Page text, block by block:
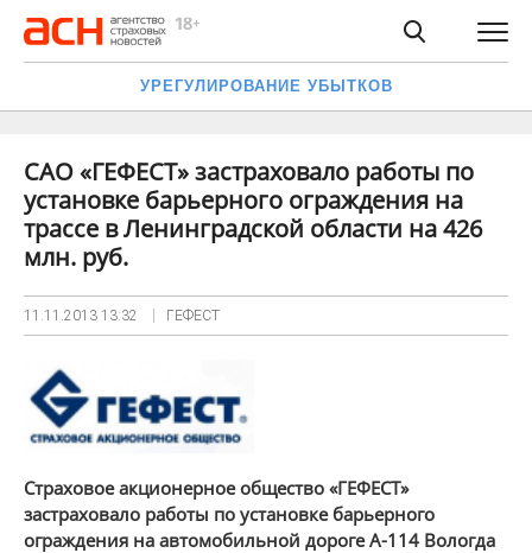
УРЕГУЛИРОВАНИЕ УБЫТКОВ
САО «ГЕФЕСТ» застраховало работы по
установке барьерного ограждения на
трассе в Ленинградской области на 426
млн. руб.
11.11.2013 13:32 ГЕФЕСТ
Страховое акционерное общество «ГЕФЕСТ»
застраховало работы по установке барьерного
ограждения на автомобильной дороге А-114 Вологда